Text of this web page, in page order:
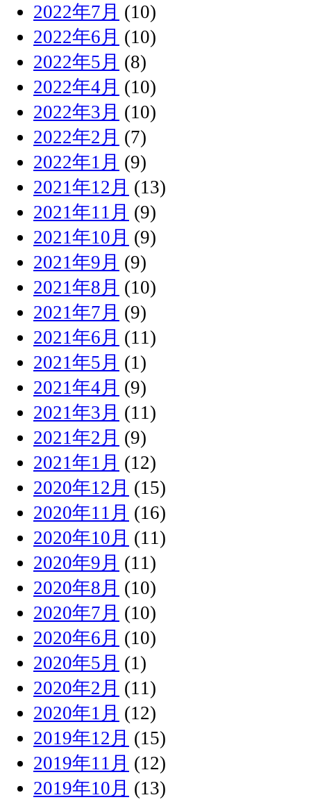
2022年7月 (10)
2022年6月 (10)
2022年5月 (8)
2022年4月 (10)
2022年3月 (10)
2022年2月 (7)
2022年1月 (9)
2021年12月 (13)
2021年11月 (9)
2021年10月 (9)
2021年9月 (9)
2021年8月 (10)
2021年7月 (9)
2021年6月 (11)
2021年5月 (1)
2021年4月 (9)
2021年3月 (11)
2021年2月 (9)
2021年1月 (12)
2020年12月 (15)
2020年11月 (16)
2020年10月 (11)
2020年9月 (11)
2020年8月 (10)
2020年7月 (10)
2020年6月 (10)
2020年5月 (1)
2020年2月 (11)
2020年1月 (12)
2019年12月 (15)
2019年11月 (12)
2019年10月 (13)